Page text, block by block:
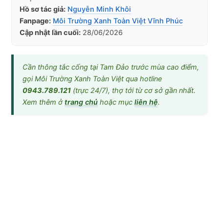
Hồ sơ tác giả: Nguyễn Minh Khôi
Fanpage: Môi Trường Xanh Toàn Việt Vĩnh Phúc
Cập nhật lần cuối: 28/06/2026
Cần thông tắc cống tại Tam Đảo trước mùa cao điểm,
gọi Môi Trường Xanh Toàn Việt qua hotline
0943.789.121 (trực 24/7), thợ tới từ cơ sở gần nhất.
Xem thêm ở trang chủ hoặc mục liên hệ.